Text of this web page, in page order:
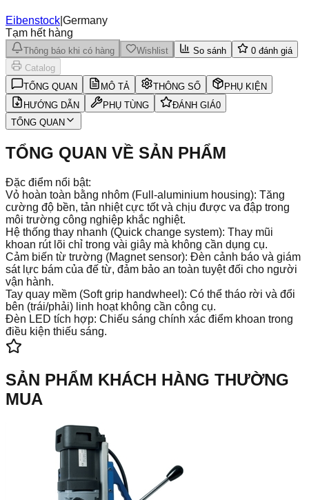
Eibenstock Germany
Tạm hết hàng
Thông báo khi có hàng Wishlist So sánh 0 đánh giá
Catalog
TỔNG QUAN
MÔ TẢ THÔNG SỐ
PHỤ KIỆN
HƯỚNG DẪN
PHỤ TÙNG ĐÁNH GIÁ0
TỔNG QUAN
TỔNG QUAN VỀ SẢN PHẨM
Đặc điểm nổi bật:
Vỏ hoàn toàn bằng nhôm (Full-aluminium housing): Tăng
cường độ bền, tản nhiệt cực tốt và chịu được va đập trong
môi trường công nghiệp khắc nghiệt.
Hệ thống thay nhanh (Quick change system): Thay mũi
khoan rút lõi chỉ trong vài giây mà không cần dụng cụ.
Cảm biến từ trường (Magnet sensor): Đèn cảnh báo và giám
sát lực bám của đế từ, đảm bảo an toàn tuyệt đối cho người
vận hành.
Tay quay mềm (Soft grip handwheel): Có thể tháo rời và đổi
bên (trái/phải) linh hoạt không cần công cụ.
Đèn LED tích hợp: Chiếu sáng chính xác điểm khoan trong
điều kiện thiếu sáng.
SẢN PHẨM KHÁCH HÀNG THƯỜNG
MUA